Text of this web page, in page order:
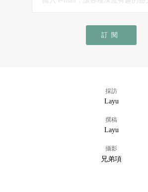
訂閱
採訪
Layu
撰稿
Layu
攝影
兄弟項